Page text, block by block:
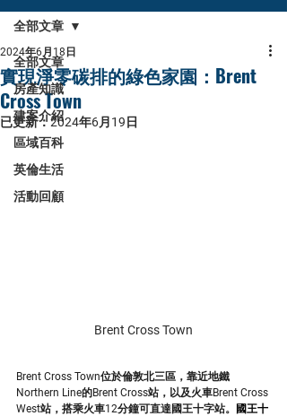
全部文章
房產知識
建案介紹
區域百科
英倫生活
活動回顧
全部文章
實現淨零碳排的綠色家園：Brent
Cross Town
2024年6月18日
已更新：2024年6月19日
Brent Cross Town
Brent Cross Town位於倫敦北三區，靠近地鐵
Northern Line的Brent Cross站，以及火車Brent Cross
West站，搭乘火車12分鐘可直達國王十字站。 國王十